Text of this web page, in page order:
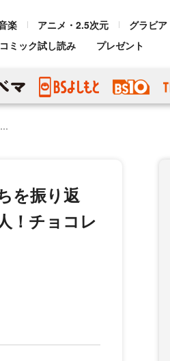
楽 アニメ・2.5次元 グラビア
コミック試し読み プレゼント
を振り返
！チョコレ